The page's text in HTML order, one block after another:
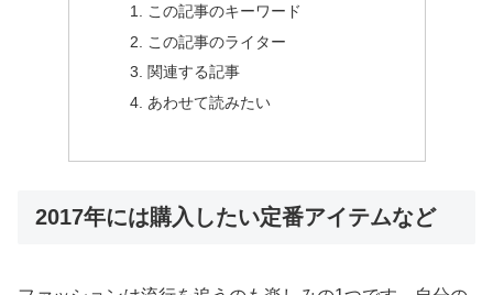
この記事のキーワード
この記事のライター
関連する記事
あわせて読みたい
2017年には購入したい定番アイテムなど